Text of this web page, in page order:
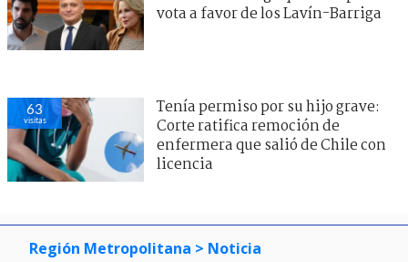
vota a favor de los Lavín-Barriga
63
visitas
Tenía permiso por su hijo grave:
Corte ratifica remoción de
enfermera que salió de Chile con
licencia
Región Metropolitana > Noticia